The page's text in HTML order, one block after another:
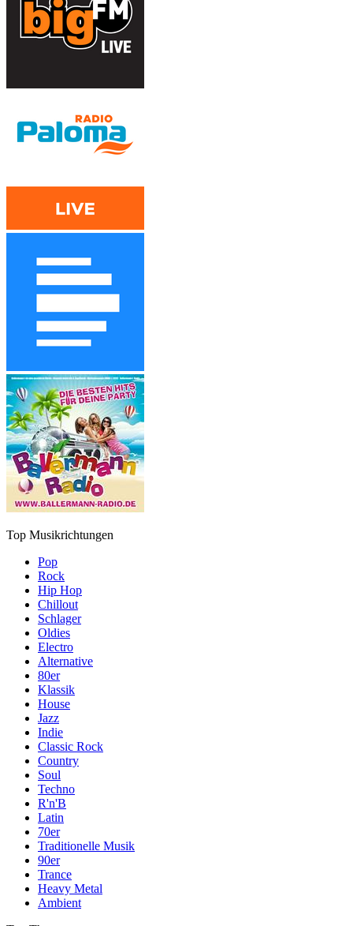
Top Musikrichtungen
Pop
Rock
Hip Hop
Chillout
Schlager
Oldies
Electro
Alternative
80er
Klassik
House
Jazz
Indie
Classic Rock
Country
Soul
Techno
R'n'B
Latin
70er
Traditionelle Musik
90er
Trance
Heavy Metal
Ambient